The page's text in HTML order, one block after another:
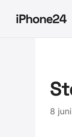
innehåll
iPhone24
8